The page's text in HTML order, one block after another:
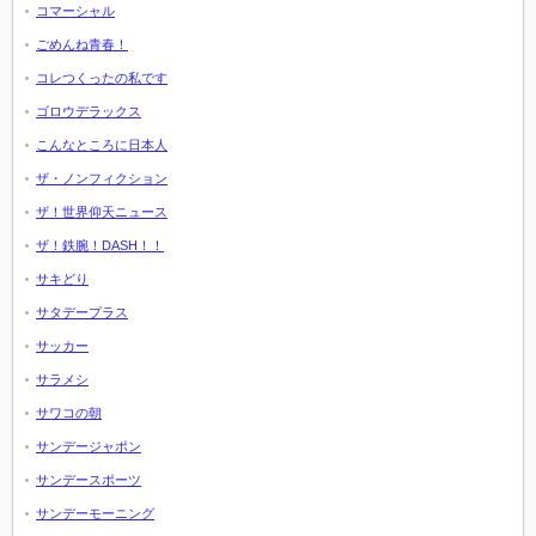
コマーシャル
ごめんね青春！
コレつくったの私です
ゴロウデラックス
こんなところに日本人
ザ・ノンフィクション
ザ！世界仰天ニュース
ザ！鉄腕！DASH！！
サキどり
サタデープラス
サッカー
サラメシ
サワコの朝
サンデージャポン
サンデースポーツ
サンデーモーニング